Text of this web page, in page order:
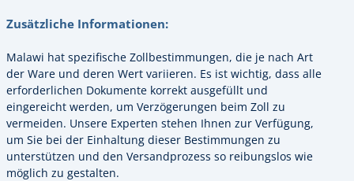
Zusätzliche Informationen:
Malawi hat spezifische Zollbestimmungen, die je nach Art
der Ware und deren Wert variieren. Es ist wichtig, dass alle
erforderlichen Dokumente korrekt ausgefüllt und
eingereicht werden, um Verzögerungen beim Zoll zu
vermeiden. Unsere Experten stehen Ihnen zur Verfügung,
um Sie bei der Einhaltung dieser Bestimmungen zu
unterstützen und den Versandprozess so reibungslos wie
möglich zu gestalten.